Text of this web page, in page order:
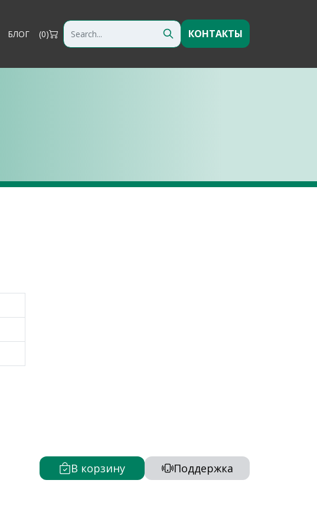
БЛОГ (0) КОНТАКТЫ
В корзину Поддержка